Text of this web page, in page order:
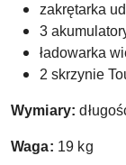
zakrętarka
3
ładowarka
2 skrzynie
Wymiary:
Waga: 19 kg